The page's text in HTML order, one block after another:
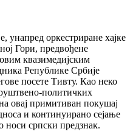
унапред оркестриране хајке
Гори, предвођене
квазимедијским
Републике Србије
посете Тивту. Као неко
политичких
овај примитиван покушај
и континуирано сејање
српски предзнак.